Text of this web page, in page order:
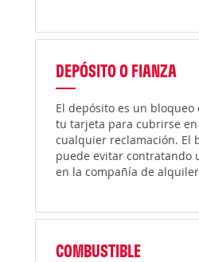
DEPÓSITO O FIANZA
El depósito es un
tu tarjeta para cubrirse en
cualquier reclamación. El
puede evitar contratando
en la compañía de
COMBUSTIBLE